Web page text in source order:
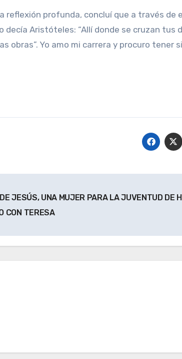
reflexión profunda, concluí que a través
decía Aristóteles: “Allí donde se cruzan tus
obras”. Yo amo mi carrera y procuro
JESÚS, UNA MUJER PARA LA JUVENTUD DE
CON TERESA